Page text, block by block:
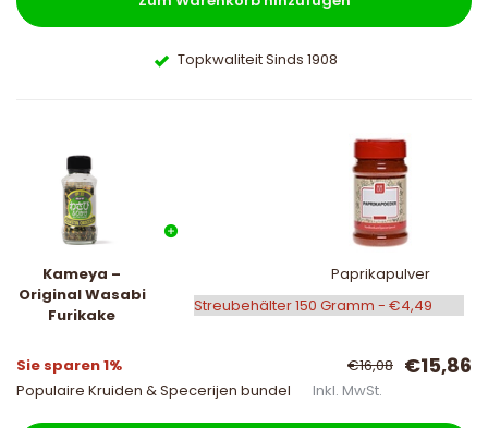
Topkwaliteit Sinds 1908
Kameya –
Original Wasabi
Furikake
Paprikapulver
Sie sparen 1% €16,08 €15,86
Populaire Kruiden & Specerijen bundel Inkl. MwSt.